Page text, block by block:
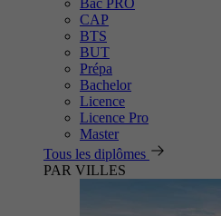
Bac PRO
CAP
BTS
BUT
Prépa
Bachelor
Licence
Licence Pro
Master
Tous les diplômes
PAR VILLES